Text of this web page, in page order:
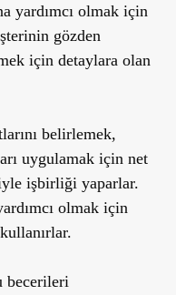
yardımcı olmak için
gözden
için detaylara olan
belirlemek,
uygulamak için net
işbirliği yaparlar.
olmak için
becerileri